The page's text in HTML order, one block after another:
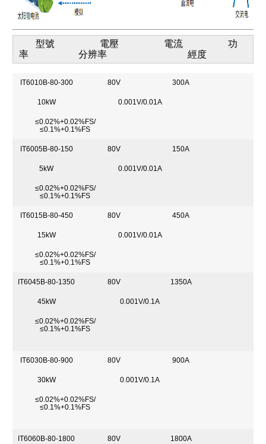
型號 電壓 電流 功
率 分辨率 經度
IT6010B-80-300 80V 300A
10kW 0.001V/0.01A
≤0.02%+0.02%FS/
≤0.1%+0.1%FS
IT6005B-80-150 80V 150A
5kW 0.001V/0.01A
≤0.02%+0.02%FS/
≤0.1%+0.1%FS
IT6015B-80-450 80V 450A
15kW 0.001V/0.01A
≤0.02%+0.02%FS/
≤0.1%+0.1%FS
IT6045B-80-1350 80V 1350A
45kW 0.001V/0.1A
≤0.02%+0.02%FS/
≤0.1%+0.1%FS
IT6030B-80-900 80V 900A
30kW 0.001V/0.1A
≤0.02%+0.02%FS/
≤0.1%+0.1%FS
IT6060B-80-1800 80V 1800A